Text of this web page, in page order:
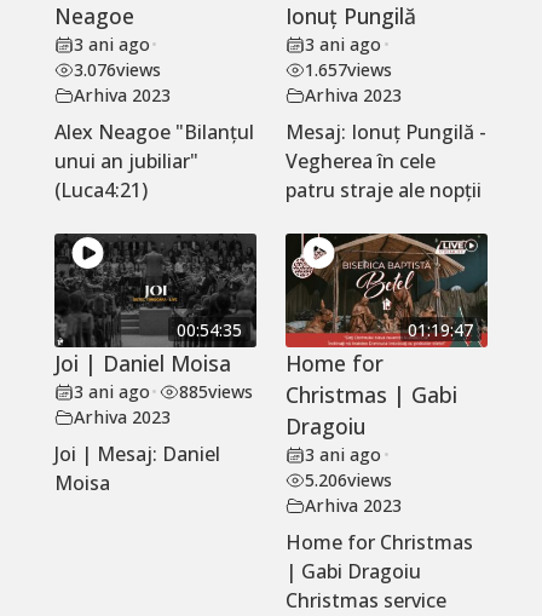
Neagoe
3 ani ago•
3.076views
Arhiva 2023
Alex Neagoe "Bilanțul
unui an jubiliar"
(Luca4:21)
Ionuț Pungilă
3 ani ago •
1.657views
Arhiva 2023
Mesaj: Ionuț Pungilă -
Vegherea în cele
patru straje ale nopții
00:54:35
Joi | Daniel Moisa
3 ani ago• 885views
Arhiva 2023
Joi | Mesaj: Daniel
Moisa
01:19:47
Home for
Christmas | Gabi
Dragoiu
3 ani ago •
5.206views
Arhiva 2023
Home for Christmas
| Gabi Dragoiu
Christmas service